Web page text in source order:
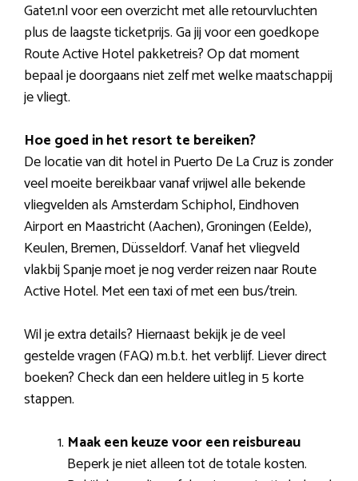
Gate1.nl voor een overzicht met alle retourvluchten
plus de laagste ticketprijs. Ga jij voor een goedkope
Route Active Hotel pakketreis? Op dat moment
bepaal je doorgaans niet zelf met welke maatschappij
je vliegt.
Hoe goed in het resort te bereiken?
De locatie van dit hotel in Puerto De La Cruz is zonder
veel moeite bereikbaar vanaf vrijwel alle bekende
vliegvelden als Amsterdam Schiphol, Eindhoven
Airport en Maastricht (Aachen), Groningen (Eelde),
Keulen, Bremen, Düsseldorf. Vanaf het vliegveld
vlakbij Spanje moet je nog verder reizen naar Route
Active Hotel. Met een taxi of met een bus/trein.
Wil je extra details? Hiernaast bekijk je de veel
gestelde vragen (FAQ) m.b.t. het verblijf. Liever direct
boeken? Check dan een heldere uitleg in 5 korte
stappen.
Maak een keuze voor een reisbureau
Beperk je niet alleen tot de totale kosten.